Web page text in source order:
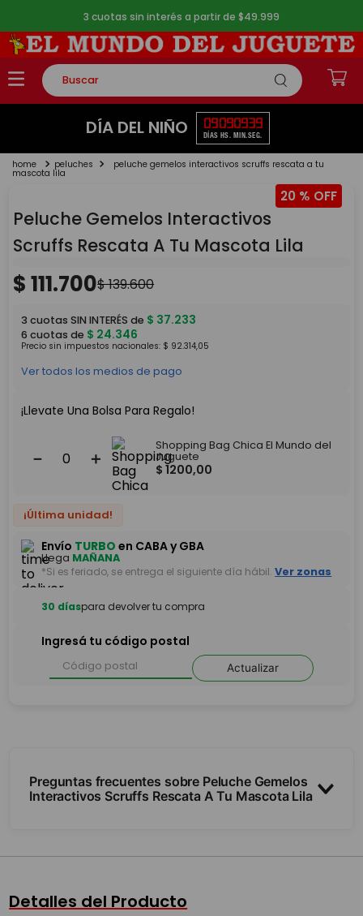
3 cuotas sin interés a partir de $49.999
Buscar
TÉRMINOS MÁS BUSCADOS
2.
lego
4 .
monopatin
5. toy story
DÍA DEL NIÑO 09
DÍAS
09
HS.
09
MIN.
39
SEG.
peluches peluche gemelos interactivos scruffs rescata a tu
mascota lila
20 %
Peluche Gemelos Interactivos
Scruffs Rescata A Tu Mascota Lila
$111.700$139.600
3 cuotas SIN INTERÉS de $ 37.233
6 cuotas de $ 24.346
Precio sin impuestos nacionales: $ 92.314,05
Ver todos los medios de pago
¡Llevate Una Bolsa Para Regalo!
＋
－
Shopping Bag Chica El Mundo del
Juguete
$ 1200,00
¡Última unidad!
Envío TURBO en CABA y GBA
Llega MAÑANA
*Si es feriado, se entrega el siguiente día hábil. Ver zonas
30 díaspara devolver tu compra
Ingresá tu código postal
Actualizar
Preguntas frecuentes sobre Peluche Gemelos
Interactivos Scruffs Rescata A Tu Mascota Lila
Detalles del Producto